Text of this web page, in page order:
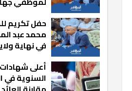
مشيت
رجعت
حفل تكريم
محمد عبد
في نهاية
أعلى شهادات
السنوية في